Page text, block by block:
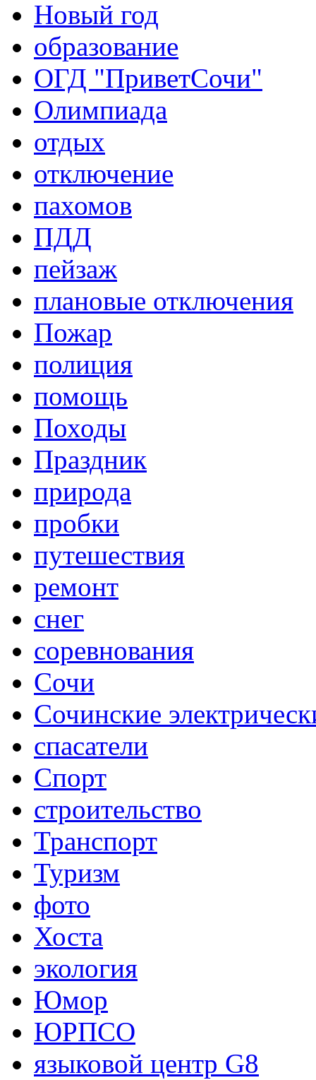
Новый год
образование
ОГД "ПриветСочи"
Олимпиада
отдых
отключение
пахомов
ПДД
пейзаж
плановые отключения
Пожар
полиция
помощь
Походы
Праздник
природа
пробки
путешествия
ремонт
снег
соревнования
Сочи
Сочинские
спасатели
Спорт
строительство
Транспорт
Туризм
фото
Хоста
экология
Юмор
ЮРПСО
языковой центр G8